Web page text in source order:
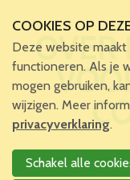
OVER
COOKIES OP
Deze website maakt
functioneren. Als je
mogen gebruiken,
wijzigen. Meer
privacyverklaring.
Schakel alle